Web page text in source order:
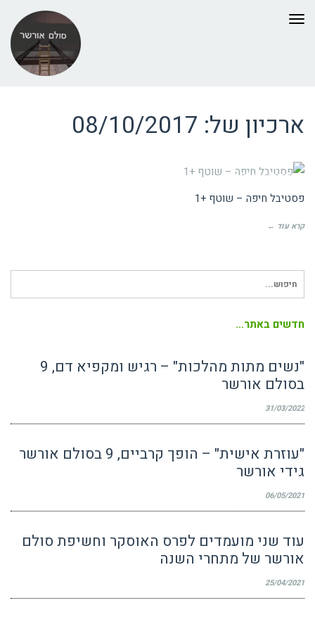
תפריט
ארכיון של: 08/10/2017
UNCATEGORIZED
פסטיבל חיפה – שוטף +1
קרא עוד ←
עבור:
חדשים באתר...
"נשים מתות מהלכות" – רגיש ומקפיא דם, 9
בסולם אורשר
31/03/2022
"עוזרת אישית" – הופך קרביים, 9 בסולם אורשר
גידי אורשר
06/05/2021
עוד שני מועמדים לפרס האוסקר וחשיפת סולם
אורשר של מתחרי השנה
25/04/2021